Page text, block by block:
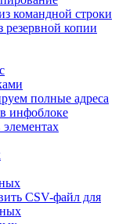
командной строки
резервной копии
полные адреса
инфоблоке
CSV-файл для